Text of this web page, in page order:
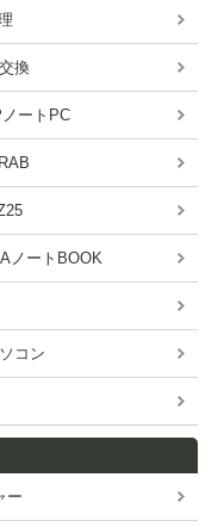
換
ートPC
ノートBOOK
コン
ー